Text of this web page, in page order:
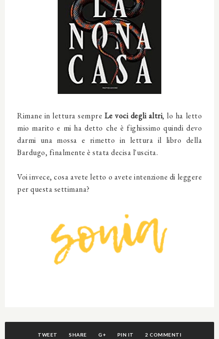
Rimane in lettura sempre Le voci degli altri, lo ha letto
mio marito e mi ha detto che è fighissimo quindi devo
darmi una mossa e rimetto in lettura il libro della
Bardugo, finalmente è stata decisa l'uscita.
Voi invece, cosa avete letto o avete intenzione di leggere
per questa settimana?
TWEET SHARE G+ PIN IT 2 COMMENTI